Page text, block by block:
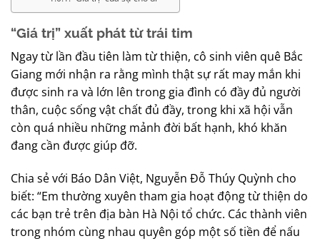
“Giá trị” xuất phát từ trái tim
Ngay từ lần đầu tiên làm từ thiện, cô sinh viên quê Bắc
Giang mới nhận ra rằng mình thật sự rất may mắn khi
được sinh ra và lớn lên trong gia đình có đầy đủ người
thân, cuộc sống vật chất đủ đầy, trong khi xã hội vẫn
còn quá nhiều những mảnh đời bất hạnh, khó khăn
đang cần được giúp đỡ.
Chia sẻ với Báo Dân Việt, Nguyễn Đỗ Thúy Quỳnh cho
biết: “Em thường xuyên tham gia hoạt động từ thiện do
các bạn trẻ trên địa bàn Hà Nội tổ chức. Các thành viên
trong nhóm cùng nhau quyên góp một số tiền để nấu